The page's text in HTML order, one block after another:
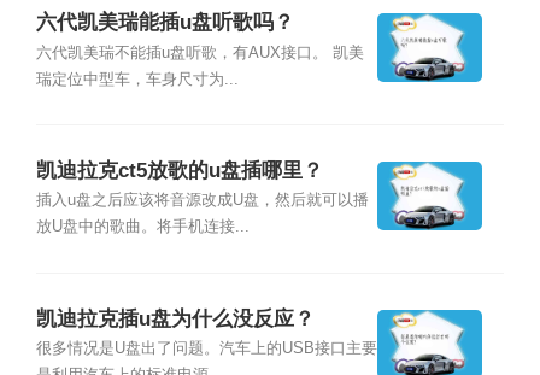
六代凯美瑞能插u盘听歌吗？
六代凯美瑞不能插u盘听歌，有AUX接口。 凯美
瑞定位中型车，车身尺寸为...
凯迪拉克ct5放歌的u盘插哪里？
插入u盘之后应该将音源改成U盘，然后就可以播
放U盘中的歌曲。将手机连接...
凯迪拉克插u盘为什么没反应？
很多情况是U盘出了问题。汽车上的USB接口主要